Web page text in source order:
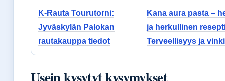
K-Rauta Tourutorni:
Jyväskylän Palokan
rautakauppa tiedot
Kana aura pasta –
ja herkullinen
Terveellisyys ja
Usein kysytyt kysymykset